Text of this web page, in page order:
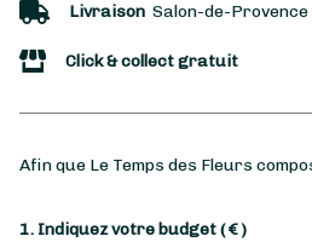
Livraison Salon-de-
Click & collect gratuit
Afin que Le Temps des Fleurs
1. Indiquez votre budget( € )